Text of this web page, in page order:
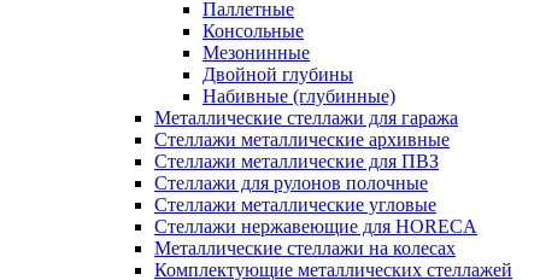
Паллетные
Консольные
Мезонинные
Двойной глубины
Набивные (глубинные)
Металлические стеллажи для гаража
Стеллажи металлические архивные
Стеллажи металлические для ПВЗ
Стеллажи для рулонов полочные
Стеллажи металлические угловые
Стеллажи нержавеющие для HORECA
Металлические стеллажи на колесах
Комплектующие металлических стеллажей